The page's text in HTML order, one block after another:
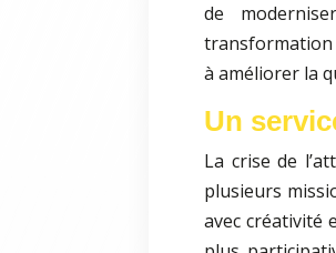
de
transformation
à améliorer la
Un
La crise de
plusieurs
avec créativité